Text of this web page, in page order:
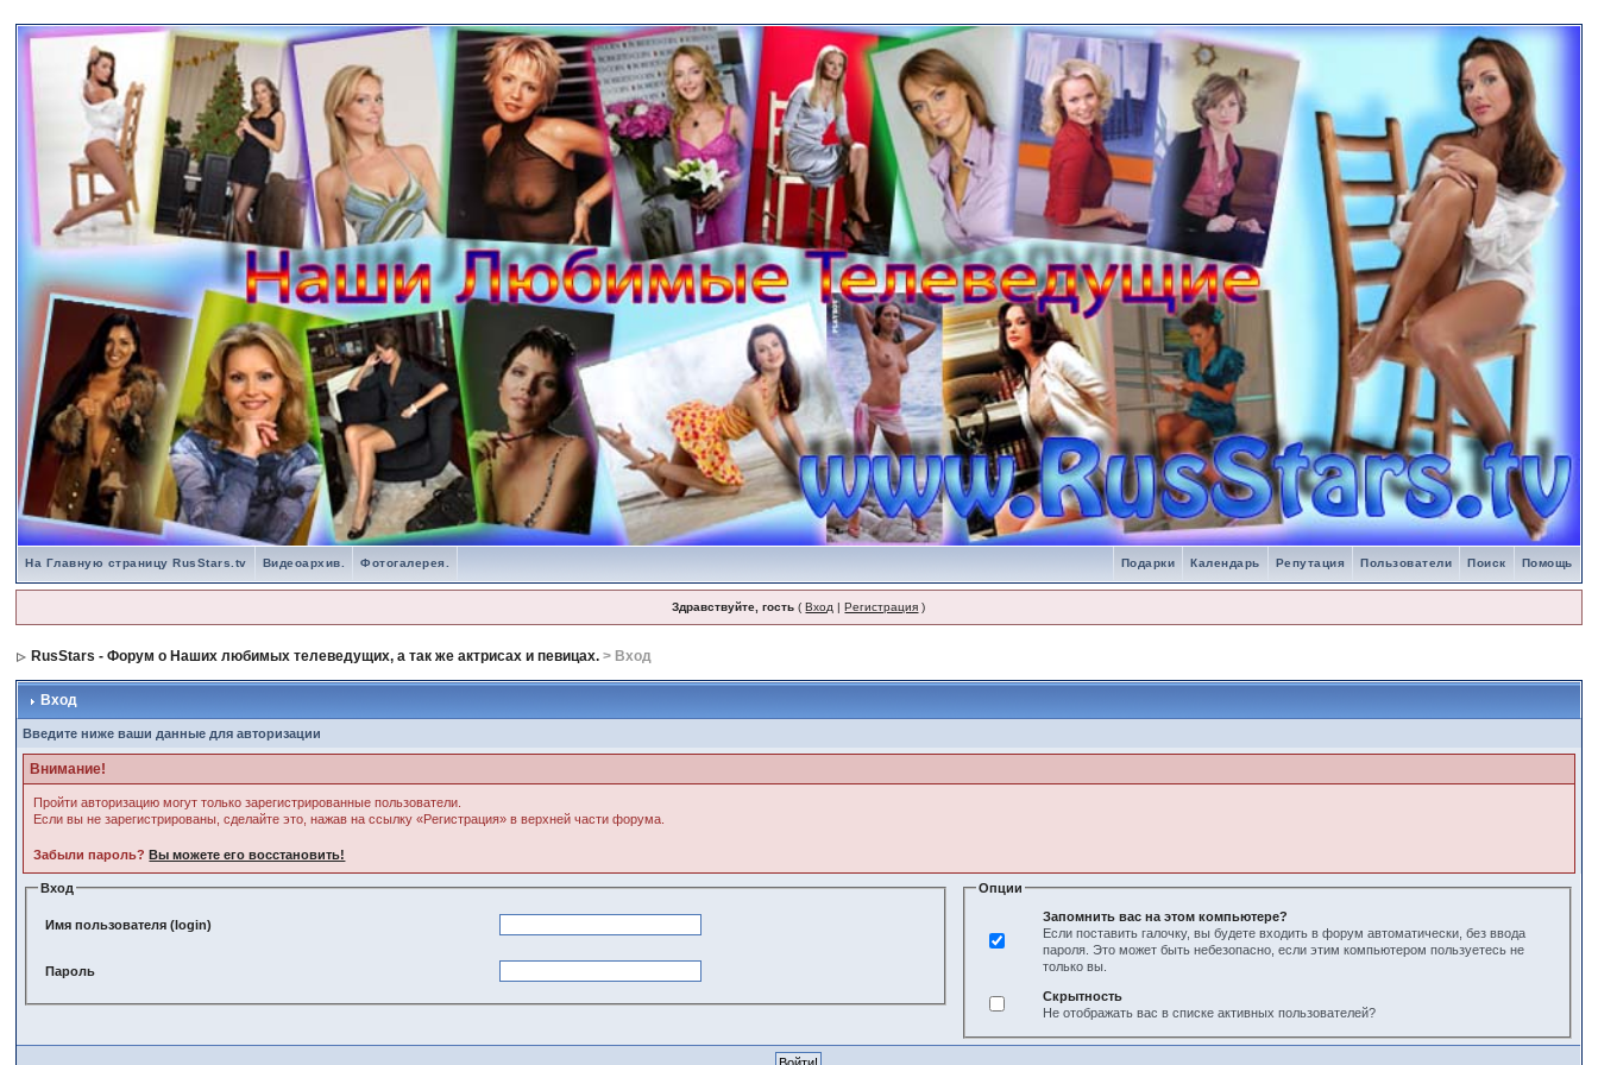
На Главную страницу RusStars.tv Помощь
Поиск
Пользователи
Репутация
Календарь
Подарки
Видеоархив. Фотогалерея.
Здравствуйте, гость (Вход |Регистрация )
RusStars - Форум о Наших любимых телеведущих, а так же актрисах и певицах. > Вход
Вход
Введите ниже ваши данные для авторизации
Внимание!
Пройти авторизацию могут только зарегистрированные пользователи.
Если вы не зарегистрированы, сделайте это, нажав на ссылку «Регистрация» в верхней части форума.
Забыли пароль? Вы можете его восстановить!
Вход
Имя пользователя (login)
Пароль
Опции
Запомнить вас на этом компьютере?
Если поставить галочку, вы будете входить в форум автоматически, без ввода
пароля. Это может быть небезопасно, если этим компьютером пользуетесь не
только вы.
Скрытность
Не отображать вас в списке активных пользователей?